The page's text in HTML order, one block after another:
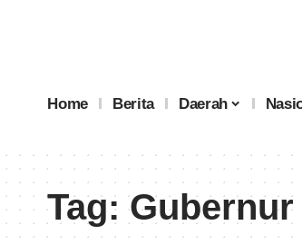
Home Berita Daerah
Tag: